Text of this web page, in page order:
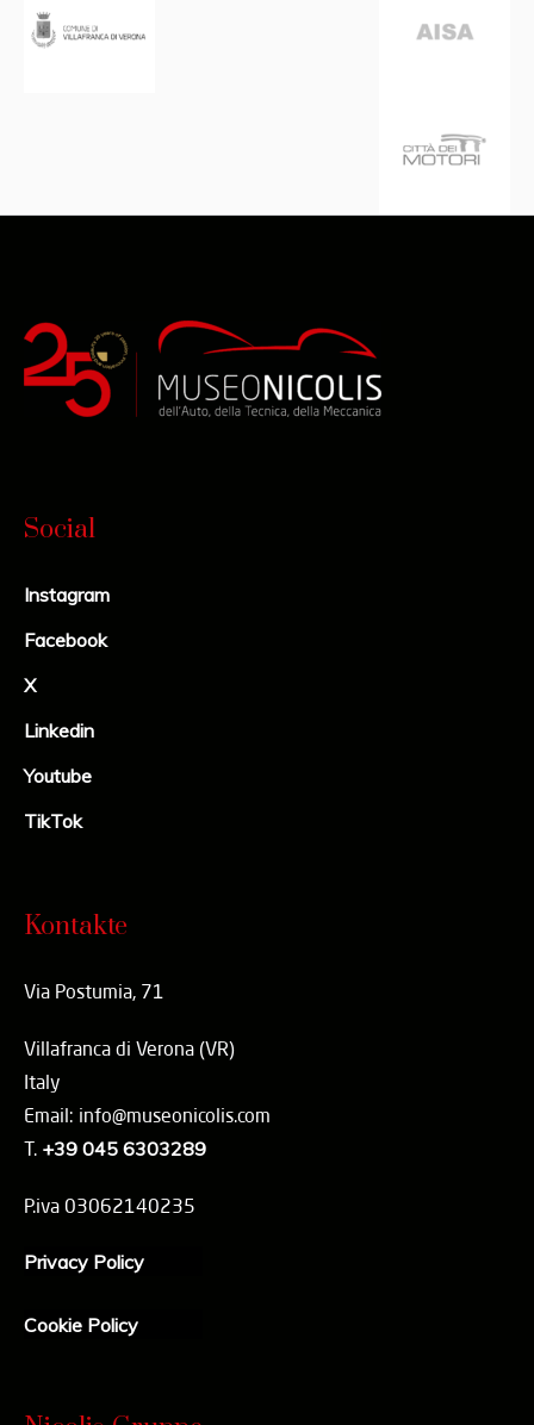
Social
Instagram
Facebook
X
Linkedin
Youtube
TikTok
Kontakte
Via Postumia, 71
Villafranca di Verona (VR)
Italy
Email: info@museonicolis.com
T. +39 045 6303289
P.iva 03062140235
Privacy Policy
Cookie Policy